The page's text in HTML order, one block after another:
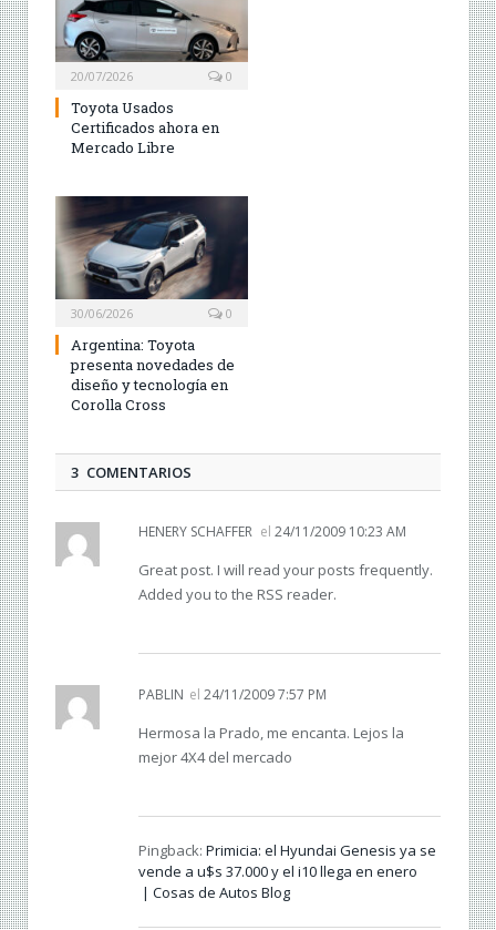
20/07/2026 0
Toyota Usados
Certificados ahora en
Mercado Libre
30/06/2026 0
Argentina: Toyota
presenta novedades de
diseño y tecnología en
Corolla Cross
3 COMENTARIOS
HENERY SCHAFFER el 24/11/2009 10:23 AM
Great post. I will read your posts frequently.
Added you to the RSS reader.
PABLIN el 24/11/2009 7:57 PM
Hermosa la Prado, me encanta. Lejos la
mejor 4X4 del mercado
Pingback: Primicia: el Hyundai Genesis ya se
vende a u$s 37.000 y el i10 llega en enero
| Cosas de Autos Blog